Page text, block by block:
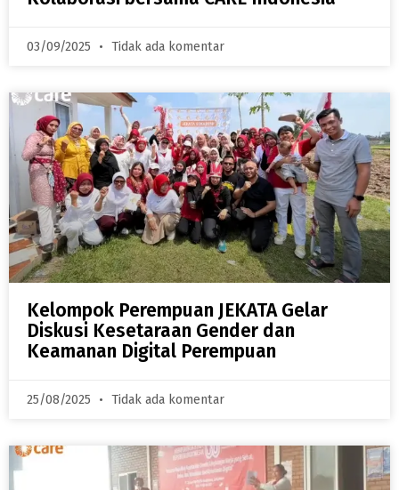
03/09/2025 Tidak ada komentar
Kelompok Perempuan JEKATA Gelar
Diskusi Kesetaraan Gender dan
Keamanan Digital Perempuan
25/08/2025 Tidak ada komentar